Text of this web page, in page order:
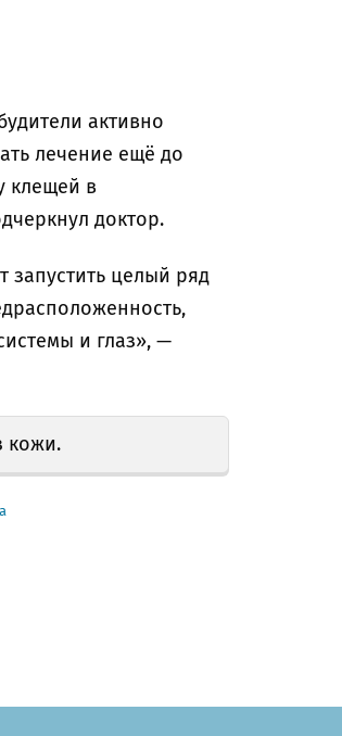
активно
лечение ещё до
клещей в
доктор.
запустить целый ряд
и глаз», —
кожи.